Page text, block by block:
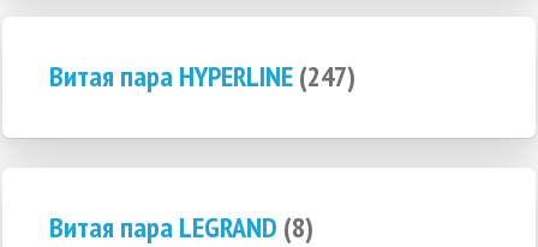
Витая пара HYPERLINE(247)
Витая пара LEGRAND (8)